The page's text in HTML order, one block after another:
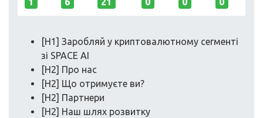
[H1] Заробляй у криптовалютному сегменті
зі SPACE AI
[H2] Про нас
[H2] Що отримуєте ви?
[H2] Партнери
[H2] Наш шлях розвитку